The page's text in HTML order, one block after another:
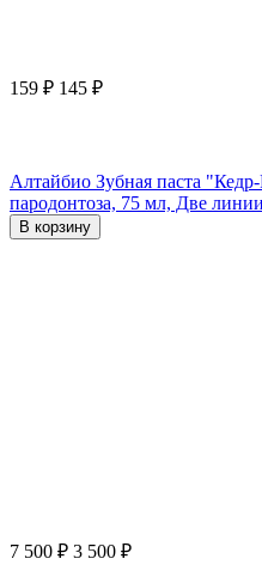
159 ₽ 145 ₽
Алтайбио Зубная паста
пародонтоза, 75 мл, Две линии
В корзину
7 500 ₽ 3 500 ₽